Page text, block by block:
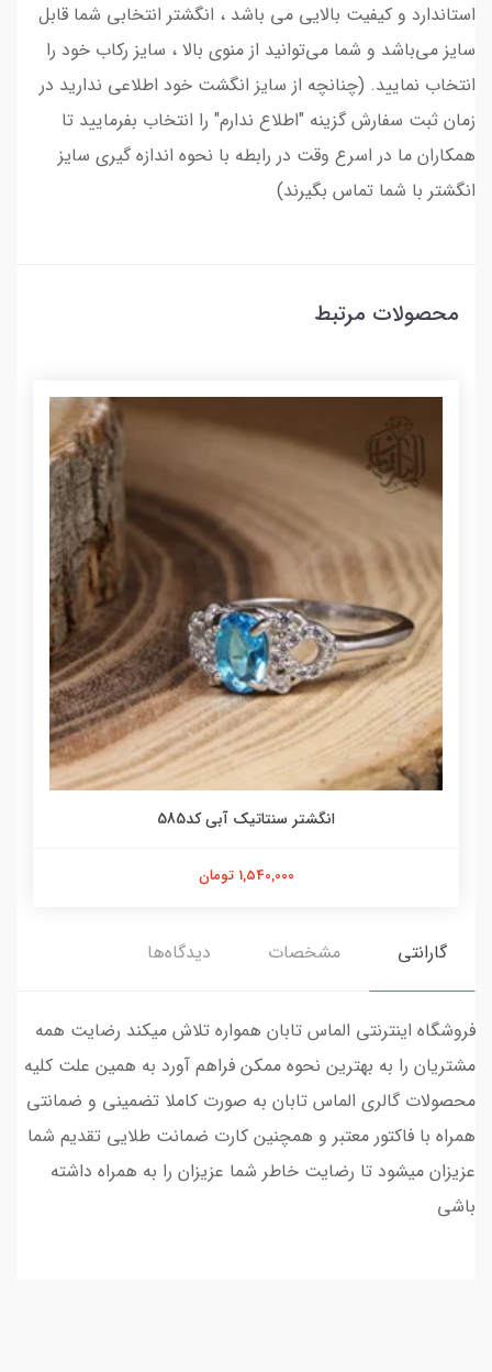
استاندارد و کیفیت بالایی می‌ باشد ، انگشتر انتخابی شما قابل
سایز می‌باشد و شما می‌توانید از منوی بالا ، سایز رکاب خود را
انتخاب نمایید. (چنانچه از سایز انگشت خود اطلاعی ندارید در
زمان ثبت سفارش گزینه "اطلاع ندارم" را انتخاب بفرمایید تا
همکاران ما در اسرع وقت در رابطه با نحوه اندازه گیری سایز
انگشتر با شما تماس بگیرند)
محصولات مرتبط
انگشتر سنتاتیک آبی کد585
1,540,000 تومان
گارانتی مشخصات دیدگاه‌ها
فروشگاه اینترنتی الماس تابان همواره تلاش میکند رضایت همه
مشتریان را به بهترین نحوه ممکن فراهم آورد به همین علت کلیه
محصولات گالری الماس تابان به صورت کاملا تضمینی و ضمانتی
همراه با فاکتور معتبر و همچنین کارت ضمانت طلایی تقدیم شما
عزیزان میشود تا رضایت خاطر شما عزیزان را به همراه داشته
باشی